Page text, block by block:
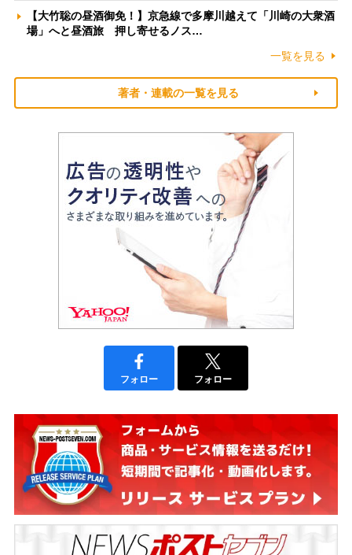
【大竹聡の昼酒御免！】京急線で多摩川越えて「川崎の大衆酒
場」へと昼酒旅 押し寄せるノス…
一覧を見る
著者・連載の一覧を見る
フォロー フォロー